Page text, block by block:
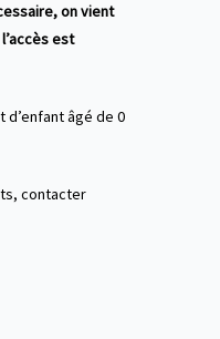
on vient
est
âgé de 0
contacter